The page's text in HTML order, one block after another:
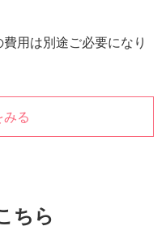
用は別途ご必要になり
る
ちら